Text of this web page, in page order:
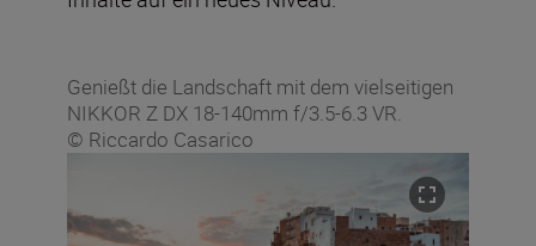
Genießt die Landschaft mit dem vielseitigen
NIKKOR Z DX 18-140mm f/3.5-6.3 VR.
© Riccardo Casarico